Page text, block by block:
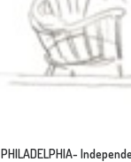
PHILADELPHIA-